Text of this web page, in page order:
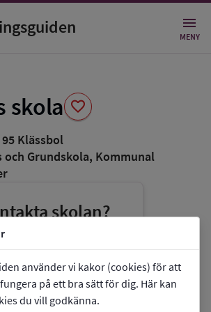
använder vi kakor (cookies) för att
på ett bra sätt för dig. Här kan
du vill godkänna.
MENY
skola favorite
95 Klässbol
och Grundskola, Kommunal
skolan?
460005
Klässbols skola